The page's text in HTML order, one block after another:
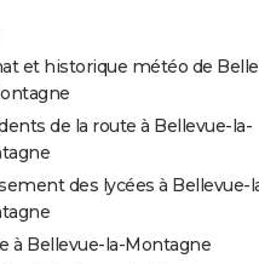
et historique météo de
de la route à Bellevue-la-
des lycées à Bellevue-
à Bellevue-la-Montagne